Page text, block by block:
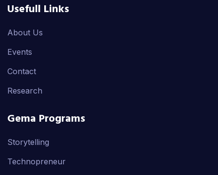
Usefull Links
About Us
Events
Contact
Research
Gema Programs
Storytelling
Technopreneur